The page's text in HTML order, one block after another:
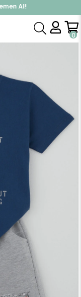
Al!
Üye Ol!
0
Erkek Çocuk Şortlu Takım Grafiti Yazı Baskılı İndigo (8-14 Yaş)